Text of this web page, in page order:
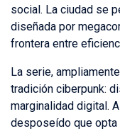
social. La ciudad se
diseñada por
frontera entre
La serie,
tradición ciberpunk:
marginalidad digital.
desposeído que